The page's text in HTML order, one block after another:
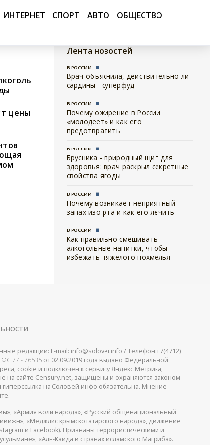
ИНТЕРНЕТ СПОРТ АВТО ОБЩЕСТВО
цены
Лента новостей
В РОССИИ
Врач объяснила, действительно ли
сардины - суперфуд
В РОССИИ
Почему ожирение в России
«молодеет» и как его
предотвратить
В РОССИИ
Брусника - природный щит для
здоровья: врач раскрыл секретные
свойства ягоды
В РОССИИ
Почему возникает неприятный
запах изо рта и как его лечить
В РОССИИ
Как правильно смешивать
алкогольные напитки, чтобы
избежать тяжелого похмелья
редакции: E-mail: info@solovei.info / Телефон:+7(4712)
77 - 76535 от 02.09.2019 года выдано Федеральной
cookie и подключен к сервису Яндекс.Метрика,
на сайте Censury.net, защищены и охраняются законом
на Соловей.инфо обязательна. Мнение
«Армия воли народа», «Русский общенациональный
«Меджлис крымскотатарского народа», движение
и Facebook). Признаны террористическими и
«Аль-Каида в странах исламского Магриба».